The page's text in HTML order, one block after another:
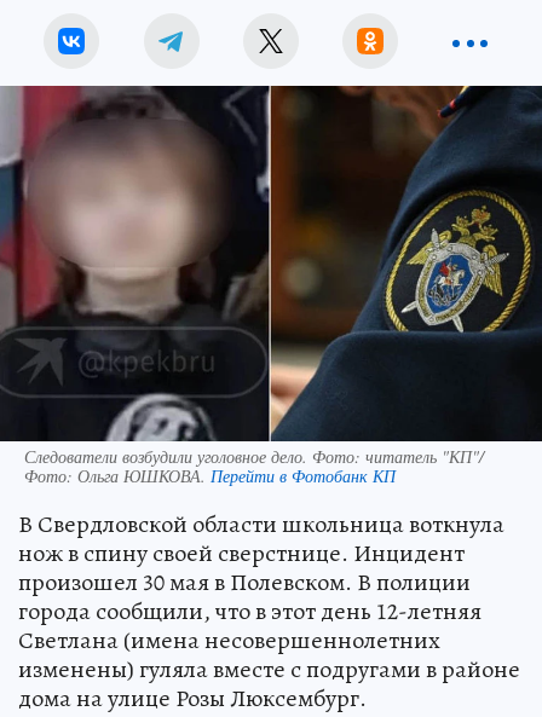
Следователи возбудили уголовное дело. Фото: читатель "КП"/
Фото: Ольга ЮШКОВА. Перейти в Фотобанк КП
В Свердловской области школьница воткнула
нож в спину своей сверстнице. Инцидент
произошел 30 мая в Полевском. В полиции
города сообщили, что в этот день 12-летняя
Светлана (имена несовершеннолетних
изменены) гуляла вместе с подругами в районе
дома на улице Розы Люксембург.